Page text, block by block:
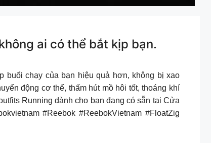
ai có thể bắt kịp bạn.
chạy của bạn hiệu quả hơn, không bị xao
động cơ thể, thấm hút mồ hôi tốt, thoáng khí
Running dành cho bạn đang có sẵn tại Cửa
#Reebok #ReebokVietnam #FloatZig